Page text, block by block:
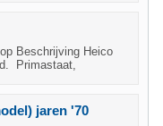
Beschrijving Heico
Primastaat,
jaren '70